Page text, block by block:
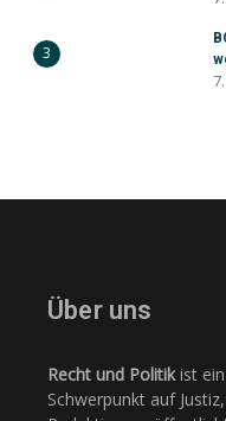
3
Über uns
Recht und Politikist
Schwerpunkt auf